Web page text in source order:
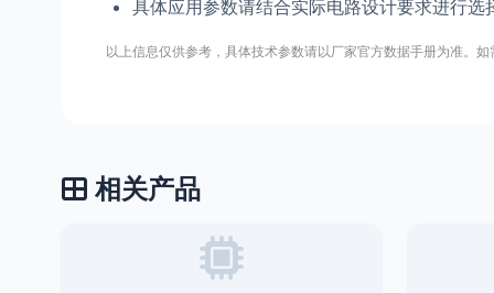
具体应用参数请结合实际电路设计要求进行选
以上信息仅供参考，具体技术参数请以厂家官方数据手册为准。
相关产品